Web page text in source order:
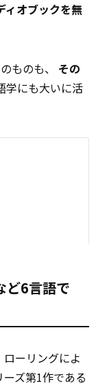
ィオブックを無
のものも、 その
学にも大いに活
ど6言語で
ーリングによ
ズ第1作である